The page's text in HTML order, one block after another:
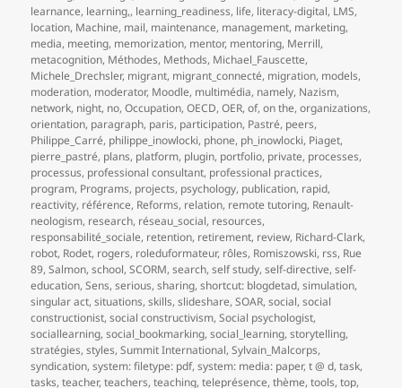
learnance, learning,, learning_readiness, life, literacy-digital, LMS,
location, Machine, mail, maintenance, management, marketing,
media, meeting, memorization, mentor, mentoring, Merrill,
metacognition, Méthodes, Methods, Michael_Fauscette,
Michele_Drechsler, migrant, migrant_connecté, migration, models,
moderation, moderator, Moodle, multimédia, namely, Nazism,
network, night, no,Occupation,OECD,OER,of,on the,organizations,
orientation, paragraph, paris, participation, Pastré, peers,
Philippe_Carré, philippe_inowlocki, phone, ph_inowlocki, Piaget,
pierre_pastré, plans, platform, plugin, portfolio, private, processes,
processus, professional consultant, professional practices,
program, Programs, projects, psychology, publication, rapid,
reactivity, référence, Reforms, relation, remote tutoring, Renault-
neologism, research, réseau_social, resources,
responsabilité_sociale, retention, retirement, review, Richard-Clark,
robot, Rodet, rogers, roleduformateur, rôles, Romiszowski, rss, Rue
89,Salmon,school,SCORM,search,self study,self-directive,self-
education,Sens,serious,sharing,shortcut: blogdetad,simulation,
singular act,situations,skills,slideshare,SOAR,social,social
constructionist,social constructivism,Social psychologist,
sociallearning,social_bookmarking,social_learning,storytelling,
stratégies,styles,Summit International,Sylvain_Malcorps,
syndication,system: filetype: pdf,system: media: paper,t @ d,task,
tasks,teacher,teachers,teaching,teleprésence,thème,tools,top,